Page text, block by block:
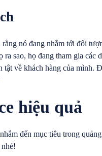
nó đang nhắm tới đối
sao, họ đang tham gia các
về khách hàng của mình.
hiệu quả
đến mục tiêu trong